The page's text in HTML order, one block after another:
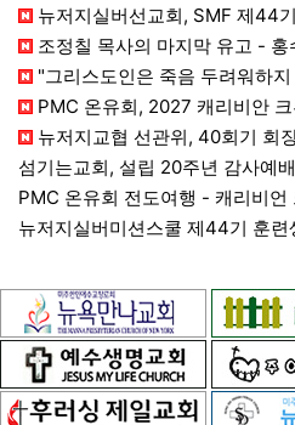
뉴저지실버선교회, SMF 제44기 실버미션스쿨 수강생 모집 [2026년 8월 7일 금요일 자 뉴욕일보 기
조정칠 목사의 마지막 유고 - 홍수와 복(福) 자(字) [2026년 8월 1일 토요일 자 뉴욕일보
"그리스도인은 죽음 두려워하지 않지만, 살아 있는 동안 다른 사람의 유익 + 믿음의 진보 위해 살아야" [2026
PMC 온유회, 2027 캐리비안 크루즈 전도여행 참가자 모집 [2026년 7월 31일 금요일 자 뉴욕
뉴저지교협 선관위, 40회기 회장 + 부회장 등록 + 추천 절차 공고 --- 8월 28일 등록 마감, 9월 28